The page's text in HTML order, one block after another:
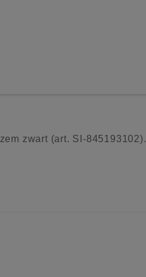
zwart (art. SI-845193102).